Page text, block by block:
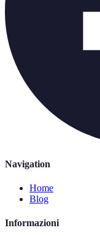
Navigation
Home
Blog
Informazioni